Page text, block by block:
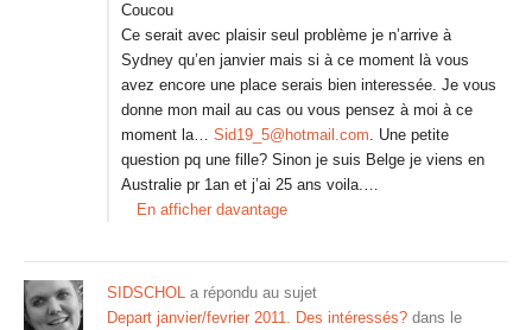
Coucou
Ce serait avec plaisir seul problème je n’arrive à
Sydney qu’en janvier mais si à ce moment là vous
avez encore une place serais bien interessée. Je vous
donne mon mail au cas ou vous pensez à moi à ce
moment la… Sid19_5@hotmail.com. Une petite
question pq une fille? Sinon je suis Belge je viens en
Australie pr 1an et j’ai 25 ans voila.…
En afficher davantage
SIDSCHOL a répondu au sujet
Depart janvier/fevrier 2011. Des intéressés? dans le